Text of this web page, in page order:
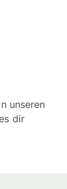
unseren
dir